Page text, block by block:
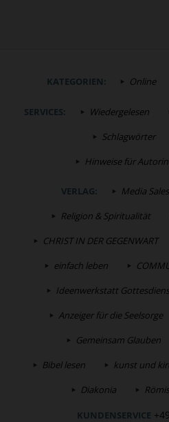
KATEGORIEN: Online
SERVICES: Wiedergelesen
Schlagwörter
Hinweise für
VERLAG:
Media
Religion & Spiritualität
CHRIST IN DER GEGENWART
einfach leben
Ideenwerkstatt
Anzeiger für die Seelsorge
Gemeinsam Glauben
Bibel lesen
kunst und
Diakonia
KUNDENSERVICE